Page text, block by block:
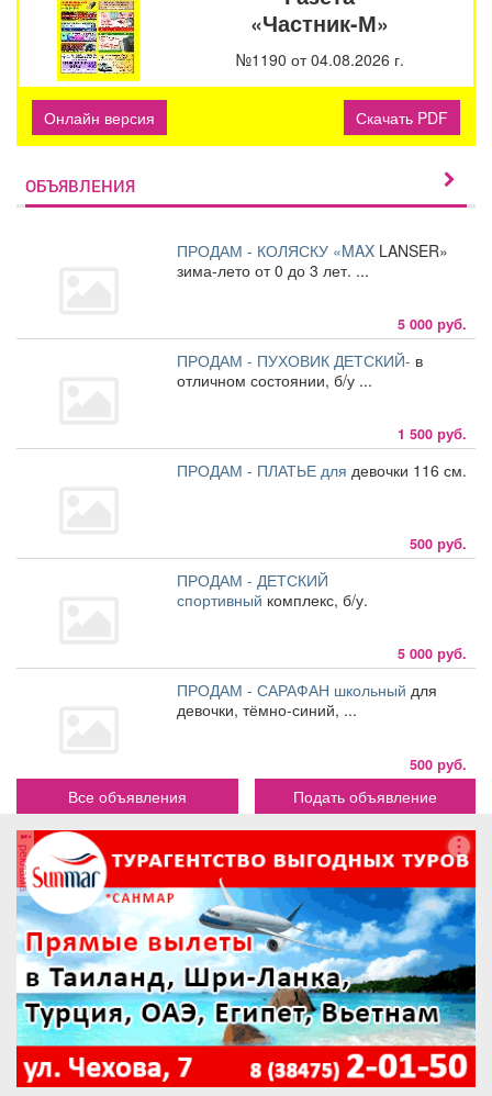
«Частник-М»
№1190 от 04.08.2026 г.
Онлайн версия Скачать PDF
ОБЪЯВЛЕНИЯ
ПРОДАМ - КОЛЯСКУ «MAX LANSER»
зима-лето от 0 до 3 лет. ...
5 000 руб.
ПРОДАМ - ПУХОВИК ДЕТСКИЙ- в
отличном состоянии, б/у ...
1 500 руб.
ПРОДАМ - ПЛАТЬЕ для девочки 116 см.
500 руб.
ПРОДАМ - ДЕТСКИЙ
спортивный комплекс, б/у.
5 000 руб.
ПРОДАМ - САРАФАН школьный для
девочки, тёмно-синий, ...
500 руб.
Все объявления Подать объявление
реклама